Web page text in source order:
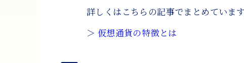
詳しくはこちらの記事でまとめています
＞ 仮想通貨の特徴とは